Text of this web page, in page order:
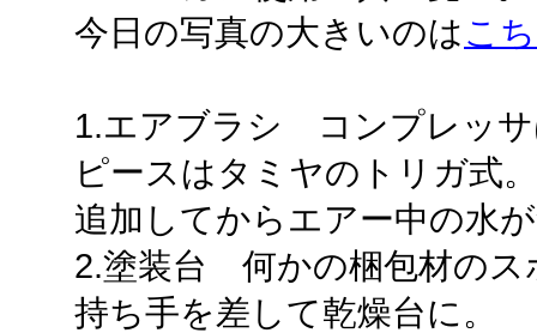
今日の写真の大きいのはこ
1.エアブラシ コンプレッ
ピースはタミヤのトリガ式
追加してからエアー中の水
2.塗装台 何かの梱包材のス
持ち手を差して乾燥台に。